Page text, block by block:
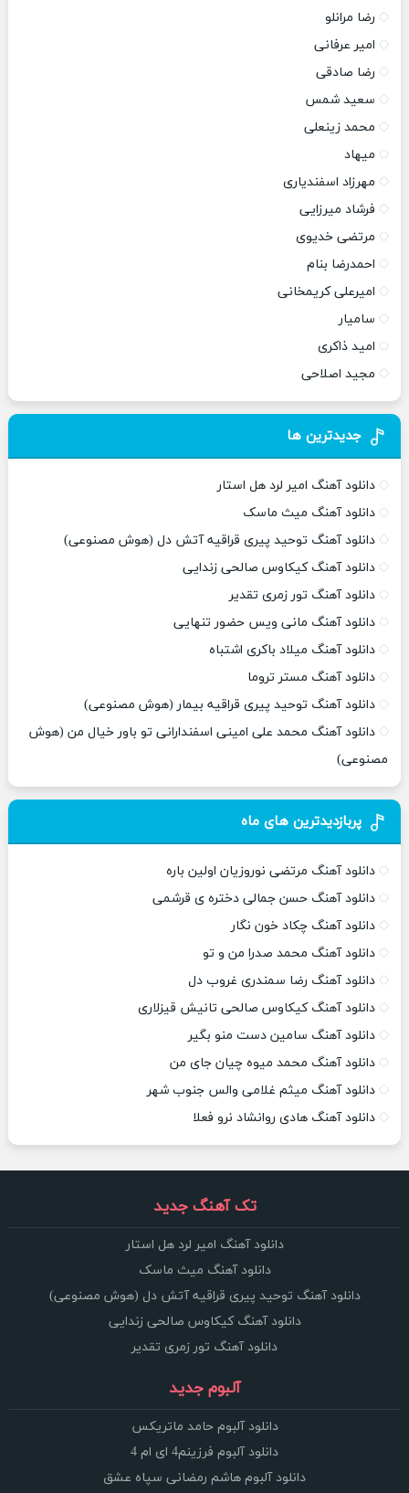
رضا مرانلو
امیر عرفانی
رضا صادقی
سعید شمس
محمد زینعلی
میهاد
مهرزاد اسفندیاری
فرشاد میرزایی
مرتضی خدیوی
احمدرضا بنام
امیرعلی کریمخانی
سامیار
امید ذاکری
مجید اصلاحی
جدیدترین ها
دانلود آهنگ امیر لرد هل استار
دانلود آهنگ میث ماسک
دانلود آهنگ توحید پیری قراقیه آتش دل (هوش مصنوعی)
دانلود آهنگ کیکاوس صالحی زندایی
دانلود آهنگ تور زمری تقدیر
دانلود آهنگ مانی ویس حضور تنهایی
دانلود آهنگ میلاد باکری اشتباه
دانلود آهنگ مستر تروما
دانلود آهنگ توحید پیری قراقیه بیمار (هوش مصنوعی)
دانلود آهنگ محمد علی امینی اسفندارانی تو باور خیال من (هوش
مصنوعی)
پربازدیدترین های ماه
دانلود آهنگ مرتضی نوروزیان اولین باره
دانلود آهنگ حسن جمالی دختره ی قرشمی
دانلود آهنگ چکاد خون نگار
دانلود آهنگ محمد صدرا من و تو
دانلود آهنگ رضا سمندری غروب دل
دانلود آهنگ کیکاوس صالحی تانیش قیزلاری
دانلود آهنگ سامین دست منو بگیر
دانلود آهنگ محمد میوه چیان جای من
دانلود آهنگ میثم غلامی والس جنوب شهر
دانلود آهنگ هادی روانشاد نرو فعلا
تک آهنگ جدید
دانلود آهنگ امیر لرد هل استار
دانلود آهنگ میث ماسک
دانلود آهنگ توحید پیری قراقیه آتش دل (هوش مصنوعی)
دانلود آهنگ کیکاوس صالحی زندایی
دانلود آهنگ تور زمری تقدیر
آلبوم جدید
دانلود آلبوم حامد ماتریکس
دانلود آلبوم فرزینم4 ای ام 4
دانلود آلبوم هاشم رمضانی سپاه عشق